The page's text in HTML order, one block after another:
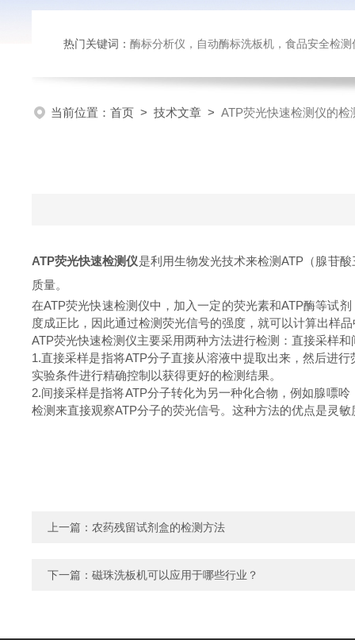
热门关键词： 酶标分析仪，自动酶标洗板机，食品安全检测仪
当前位置： 首页 > 技术文章 > ATP荧光快速检测仪的检
ATP荧光快速检测仪是利用生物发光技术来检测ATP（腺苷
质量。
在ATP荧光快速检测仪中，加入一定的荧光素和ATP酶等试
度成正比，因此通过检测荧光信号的强度，就可以计算出样
ATP荧光快速检测仪主要采用两种方法进行检测：直接采样和
1.直接采样是指将ATP分子直接从溶液中提取出来，然后进
实验条件进行精确控制以获得更好的检测结果。
2.间接采样是指将ATP分子转化为另一种化合物，例如腺嘌
检测来直接观察ATP分子的荧光信号。这种方法的优点是灵
上一篇： 农药残留试剂盒的检测方法
下一篇： 磁珠洗板机可以应用于哪些行业？